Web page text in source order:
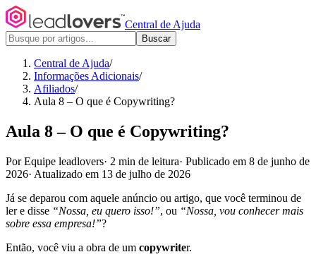
Central de Ajuda
Buscar
Central de Ajuda/
Informações Adicionais/
Afiliados/
Aula 8 – O que é Copywriting?
Aula 8 – O que é Copywriting?
Por Equipe leadlovers· 2 min de leitura· Publicado em 8 de junho de
2026· Atualizado em 13 de julho de 2026
Já se deparou com aquele anúncio ou artigo, que você terminou de
ler e disse “Nossa, eu quero isso!”, ou “Nossa, vou conhecer mais
sobre essa empresa!”?
Então, você viu a obra de um copywriter.